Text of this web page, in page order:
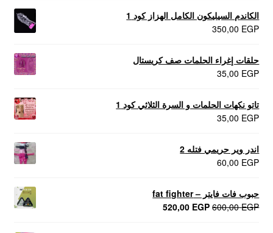
الكاندم السيليكون الكامل الهزاز كود 1
350,00 EGP
حلقات إغراء الحلمات صف كريستال
35,00 EGP
تاتو نكهات الحلمات و السرة الثلاثي كود 1
35,00 EGP
اندر وير حريمي فتله 2
60,00 EGP
حبوب فات فايتر – fat fighter
600,00EGP
السعر520,00 EGP
السعر